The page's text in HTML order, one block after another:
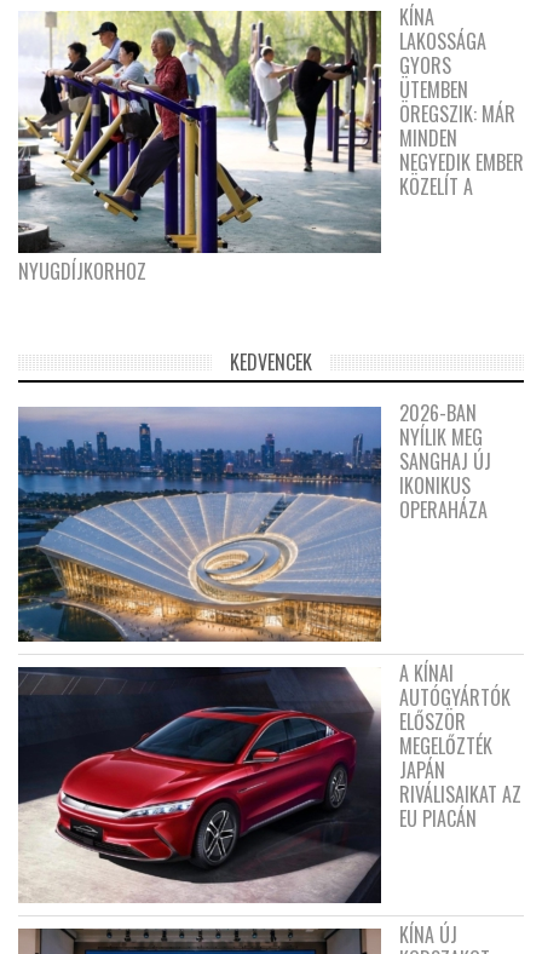
KÍNA
LAKOSSÁGA
GYORS
ÜTEMBEN
ÖREGSZIK: MÁR
MINDEN
NEGYEDIK EMBER
KÖZELÍT A
NYUGDÍJKORHOZ
KEDVENCEK
2026-BAN
NYÍLIK MEG
SANGHAJ ÚJ
IKONIKUS
OPERAHÁZA
A KÍNAI
AUTÓGYÁRTÓK
ELŐSZÖR
MEGELŐZTÉK
JAPÁN
RIVÁLISAIKAT AZ
EU PIACÁN
KÍNA ÚJ